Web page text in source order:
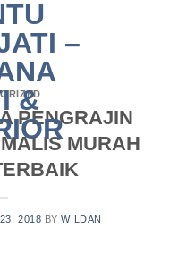
PENGRAJIN
MURAH
2018 BYWILDAN